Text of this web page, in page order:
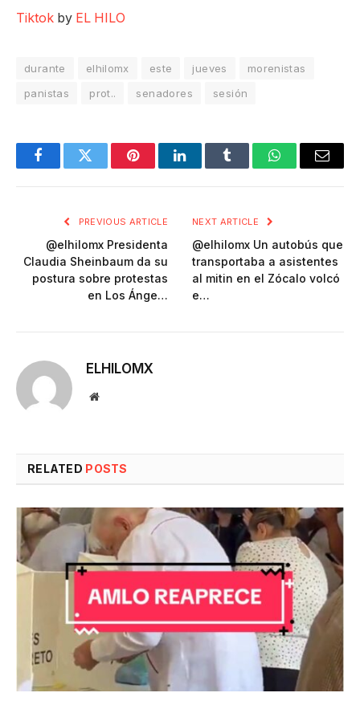
Tiktok by EL HILO
durante elhilomx este jueves
morenistas
panistas
prot.. senadores sesión
FacebookTwitter PinterestLinkedInTumblr WhatsAppEmail
PREVIOUS ARTICLE
@elhilomx Presidenta
Claudia Sheinbaum da su
postura sobre protestas
en Los Ánge…
NEXT ARTICLE
@elhilomx Un autobús que
transportaba a asistentes
al mitin en el Zócalo volcó
e…
ELHILOMX
Website
RELATED POSTS